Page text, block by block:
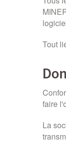
Tout
faire
La